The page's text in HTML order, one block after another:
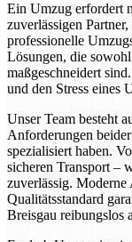
Ein Umzug erfordert
zuverlässigen
professionelle
Lösungen, die
maßgeschneidert
und den Stress eines
Unser Team besteht
Anforderungen
spezialisiert haben.
sicheren Transport –
zuverlässig.
Qualitätsstandard
Breisgau reibungslos